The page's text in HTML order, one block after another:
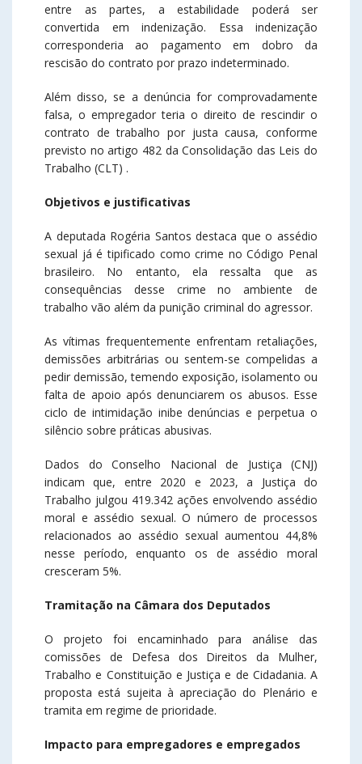
entre as partes, a estabilidade poderá ser
convertida em indenização. Essa indenização
corresponderia ao pagamento em dobro da
rescisão do contrato por prazo indeterminado. ​
Além disso, se a denúncia for comprovadamente
falsa, o empregador teria o direito de rescindir o
contrato de trabalho por justa causa, conforme
previsto no artigo 482 da Consolidação das Leis do
Trabalho (CLT) .
Objetivos e justificativas
A deputada Rogéria Santos destaca que o assédio
sexual já é tipificado como crime no Código Penal
brasileiro. No entanto, ela ressalta que as
consequências desse crime no ambiente de
trabalho vão além da punição criminal do agressor.
As vítimas frequentemente enfrentam retaliações,
demissões arbitrárias ou sentem-se compelidas a
pedir demissão, temendo exposição, isolamento ou
falta de apoio após denunciarem os abusos. Esse
ciclo de intimidação inibe denúncias e perpetua o
silêncio sobre práticas abusivas.
Dados do Conselho Nacional de Justiça (CNJ)
indicam que, entre 2020 e 2023, a Justiça do
Trabalho julgou 419.342 ações envolvendo assédio
moral e assédio sexual. O número de processos
relacionados ao assédio sexual aumentou 44,8%
nesse período, enquanto os de assédio moral
cresceram 5%. ​
Tramitação na Câmara dos Deputados
O projeto foi encaminhado para análise das
comissões de Defesa dos Direitos da Mulher,
Trabalho e Constituição e Justiça e de Cidadania. A
proposta está sujeita à apreciação do Plenário e
tramita em regime de prioridade. ​
Impacto para empregadores e empregados